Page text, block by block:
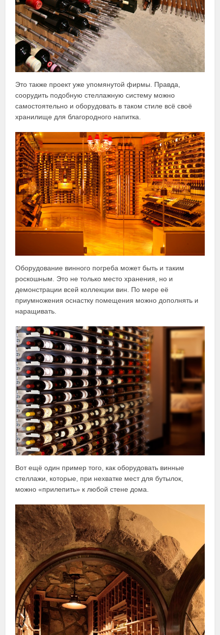
Это также проект уже упомянутой фирмы. Правда,
соорудить подобную стеллажную систему можно
самостоятельно и оборудовать в таком стиле всё своё
хранилище для благородного напитка.
Оборудование винного погреба может быть и таким
роскошным. Это не только место хранения, но и
демонстрации всей коллекции вин. По мере её
приумножения оснастку помещения можно дополнять и
наращивать.
Вот ещё один пример того, как оборудовать винные
стеллажи, которые, при нехватке мест для бутылок,
можно «прилепить» к любой стене дома.